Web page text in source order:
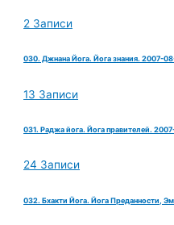
2 Записи
030. Джнана Йога. Йога знания. 2007-
13 Записи
031. Раджа йога. Йога правителей.
24 Записи
032. Бхакти Йога. Йога Преданности,